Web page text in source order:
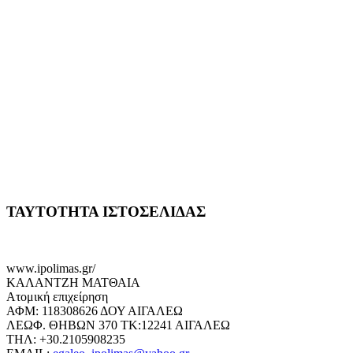
ΤΑΥΤΟΤΗΤΑ ΙΣΤΟΣΕΛΙΔΑΣ
www.ipolimas.gr/
ΚΑΛΑΝΤΖΗ ΜΑΤΘΑΙΑ
Ατομική επιχείρηση
ΑΦΜ: 118308626 ΔΟΥ ΑΙΓΑΛΕΩ
ΛΕΩΦ. ΘΗΒΩΝ 370 ΤΚ:12241 ΑΙΓΑΛΕΩ
ΤΗΛ: +30.2105908235